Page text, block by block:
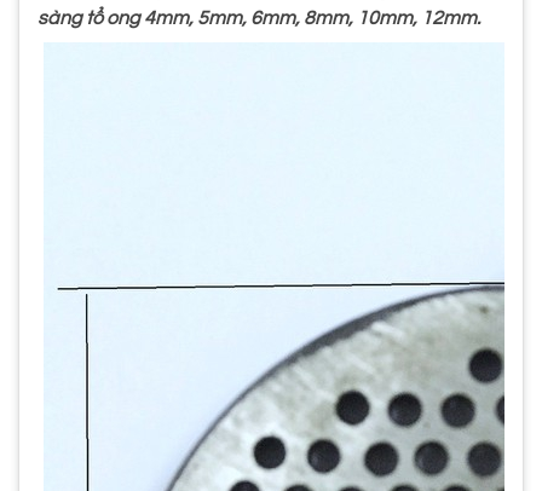
sàng tổ ong 4mm, 5mm, 6mm, 8mm, 10mm, 12mm.